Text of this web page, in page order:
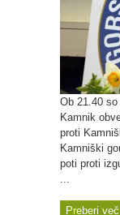
Ob 21.40
Kamnik
proti
Kamniški
poti proti
...
Preberi